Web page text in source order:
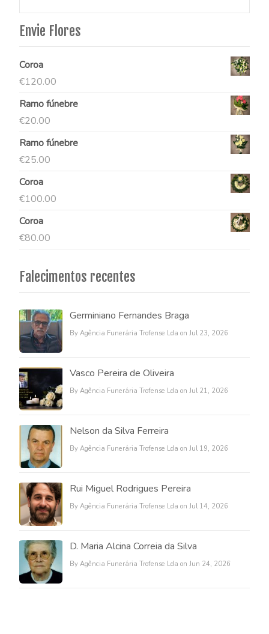
Envie Flores
Coroa
€120.00
Ramo fúnebre
€20.00
Ramo fúnebre
€25.00
Coroa
€100.00
Coroa
€80.00
Falecimentos recentes
Germiniano Fernandes Braga
By Agência Funerária Trofense Lda on Jul 23, 2026
Vasco Pereira de Oliveira
By Agência Funerária Trofense Lda on Jul 21, 2026
Nelson da Silva Ferreira
By Agência Funerária Trofense Lda on Jul 19, 2026
Rui Miguel Rodrigues Pereira
By Agência Funerária Trofense Lda on Jul 14, 2026
D. Maria Alcina Correia da Silva
By Agência Funerária Trofense Lda on Jun 24, 2026